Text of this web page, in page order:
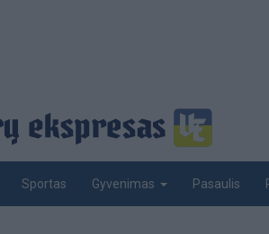
Sportas Gyvenimas Pasaulis